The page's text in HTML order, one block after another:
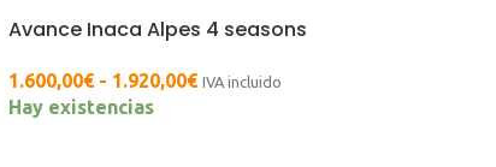
Avance Inaca Alpes 4 seasons
1.600,00€ - 1.920,00€ IVA incluido
Hay existencias